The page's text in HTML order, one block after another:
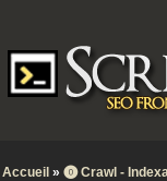
Accueil » ⓿ Crawl -